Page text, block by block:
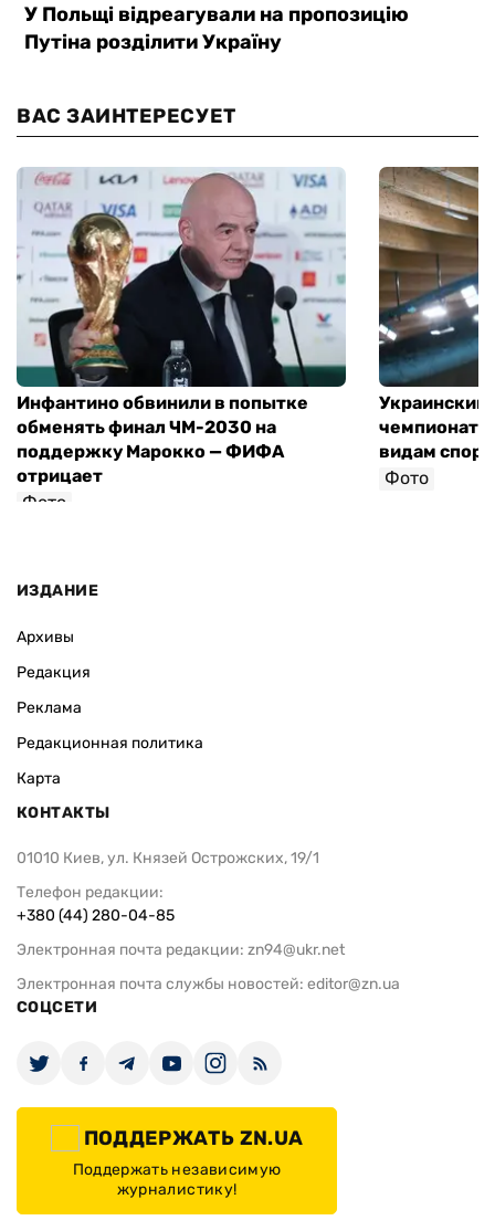
ВАС ЗАИНТЕРЕСУЕТ
Инфантино обвинили в попытке
обменять финал ЧМ-2030 на
поддержку Марокко — ФИФА
отрицает
Фото
Украинский
чемпионат
видам
Фото
ИЗДАНИЕ
Архивы
Редакция
Реклама
Редакционная политика
Карта
КОНТАКТЫ
01010 Киев, ул. Князей Острожских, 19/1
Телефон редакции:
+380 (44) 280-04-85
Электронная почта редакции: zn94@ukr.net
Электронная почта службы новостей: editor@zn.ua
СОЦСЕТИ
ПОДДЕРЖАТЬ ZN.UA
Поддержать независимую
журналистику!